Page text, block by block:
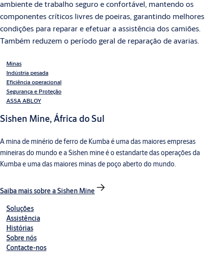
ambiente de trabalho seguro e confortável, mantendo os
componentes críticos livres de poeiras, garantindo melhores
condições para reparar e efetuar a assistência dos camiões.
Também reduzem o período geral de reparação de avarias.
Minas
Indústria pesada
Eficiência operacional
Segurança e Proteção
ASSA ABLOY
Sishen Mine, África do Sul
A mina de minério de ferro de Kumba é uma das maiores empresas
mineiras do mundo e a Sishen mine é o estandarte das operações da
Kumba e uma das maiores minas de poço aberto do mundo.
Saiba mais sobre a Sishen Mine
Soluções
Assistência
Histórias
Sobre nós
Contacte-nos